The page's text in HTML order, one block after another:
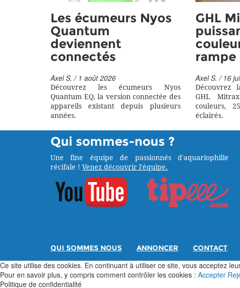
Les écumeurs Nyos
Quantum
deviennent
connectés
Axel S. / 1 août 2026
Découvrez les écumeurs Nyos
Quantum EQ, la version connectée des
appareils existant depuis plusieurs
années.
GHL
rampe
Axel S. / 16
Découvrez
GHL
couleurs,
éclairés.
Qui sommes-nous ?
Une fine équipe de passionnés d'aquariophilie
récifale ! Venez découvrir l'équipe.
QUI SOMMES NOUS ANNONCER CONTACT
Ce site utilise des cookies. En continuant à utiliser ce site, vous acceptez
Pour en savoir plus, y compris comment contrôler les cookies : Accepter
Politique de confidentialité